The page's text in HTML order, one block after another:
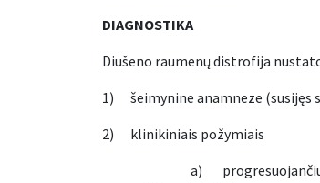
DIAGNOSTIKA
Diušeno raumenų distrofija
1) šeimynine anamneze (susijęs
2) klinikiniais požymiais
a) progresuojančiu